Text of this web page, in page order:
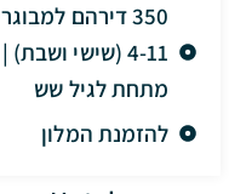
4-11 (שישי
מתחת לגיל שש
להזמנת המלון